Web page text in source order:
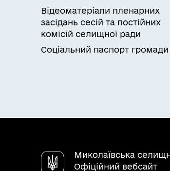
Відеоматеріали пленарних
засідань сесій та постійних
комісій селищної ради
Соціальний паспорт громади
Миколаївська
Офіційний вебсайт